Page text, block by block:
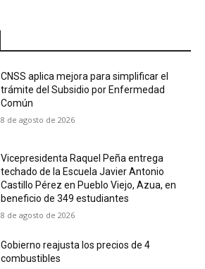
CNSS aplica mejora para simplificar el
trámite del Subsidio por Enfermedad
Común
8 de agosto de 2026
Vicepresidenta Raquel Peña entrega
techado de la Escuela Javier Antonio
Castillo Pérez en Pueblo Viejo, Azua, en
beneficio de 349 estudiantes
8 de agosto de 2026
Gobierno reajusta los precios de 4
combustibles